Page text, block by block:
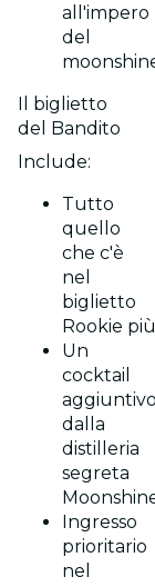
all'impero
del
Il biglietto
del Bandito
Include:
Tutto
quello
che c'è
nel
biglietto
Rookie
Un
cocktail
aggiuntivo
dalla
distilleria
segreta
Ingresso
prioritario
nel